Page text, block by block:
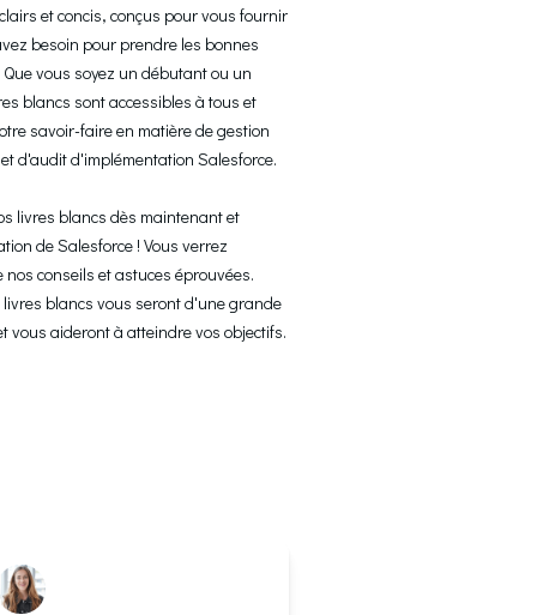
et concis, conçus pour vous fournir
besoin pour prendre les bonnes
vous soyez un débutant ou un
blancs sont accessibles à tous et
savoir-faire en matière de gestion
d'audit d'implémentation Salesforce.
livres blancs dès maintenant et
de Salesforce ! Vous verrez
conseils et astuces éprouvées.
blancs vous seront d'une grande
vous aideront à atteindre vos objectifs.